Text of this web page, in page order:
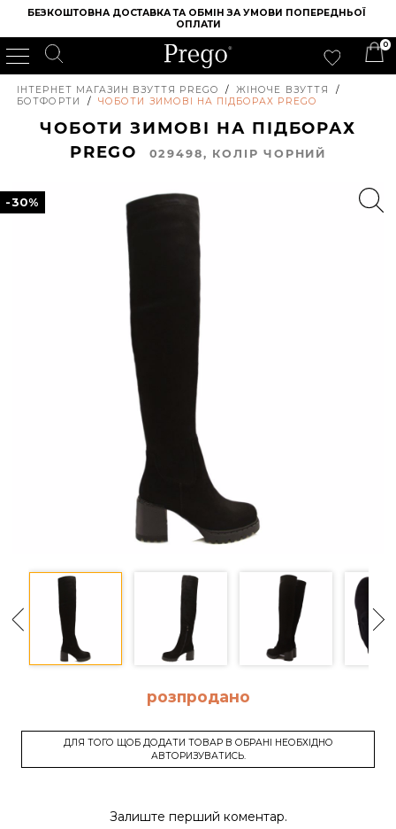
БЕЗКОШТОВНА ДОСТАВКА ТА ОБМІН ЗА УМОВИ ПОПЕРЕДНЬОЇ
ОПЛАТИ
0
ІНТЕРНЕТ МАГАЗИН ВЗУТТЯ PREGO / ЖІНОЧЕ ВЗУТТЯ
/
БОТФОРТИ
/ ЧОБОТИ ЗИМОВІ НА ПІДБОРАХ PREGO
ЧОБОТИ ЗИМОВІ НА ПІДБОРАХ
PREGO
029498, КОЛIР ЧОРНИЙ
-30%
розпродано
ДЛЯ ТОГО ЩОБ ДОДАТИ ТОВАР В ОБРАНІ НЕОБХІДНО
АВТОРИЗУВАТИСЬ.
Залиште перший коментар.